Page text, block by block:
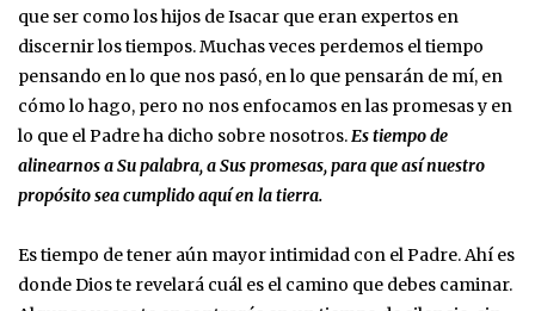
que ser como los hijos de Isacar que eran expertos en
discernir los tiempos. Muchas veces perdemos el tiempo
pensando en lo que nos pasó, en lo que pensarán de mí, en
cómo lo hago, pero no nos enfocamos en las promesas y en
lo que el Padre ha dicho sobre nosotros.Es tiempo de
alinearnos a Su palabra, a Sus promesas, para que así nuestro
propósito sea cumplido aquí en la tierra.
Es tiempo de tener aún mayor intimidad con el Padre. Ahí es
donde Dios te revelará cuál es el camino que debes caminar.